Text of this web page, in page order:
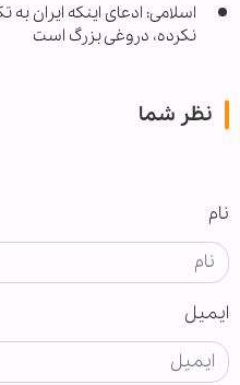
اسلامی: ادعای اینکه ایران
نکرده، دروغی بزرگ است
نظر شما
نام
ایمیل